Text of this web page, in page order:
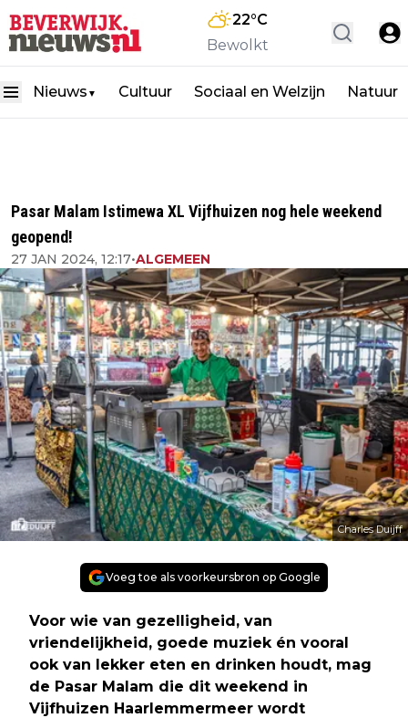
22°C
Bewolkt
Nieuws ▼ Cultuur Sociaal en Welzijn Natuur
Pasar Malam Istimewa XL Vijfhuizen nog hele weekend
geopend!
27 JAN 2024, 12:17•ALGEMEEN
Charles Duijff
Voeg toe als voorkeursbron op Google
Voor wie van gezelligheid, van
vriendelijkheid, goede muziek én vooral
ook van lekker eten en drinken houdt, mag
de Pasar Malam die dit weekend in
Vijfhuizen Haarlemmermeer wordt